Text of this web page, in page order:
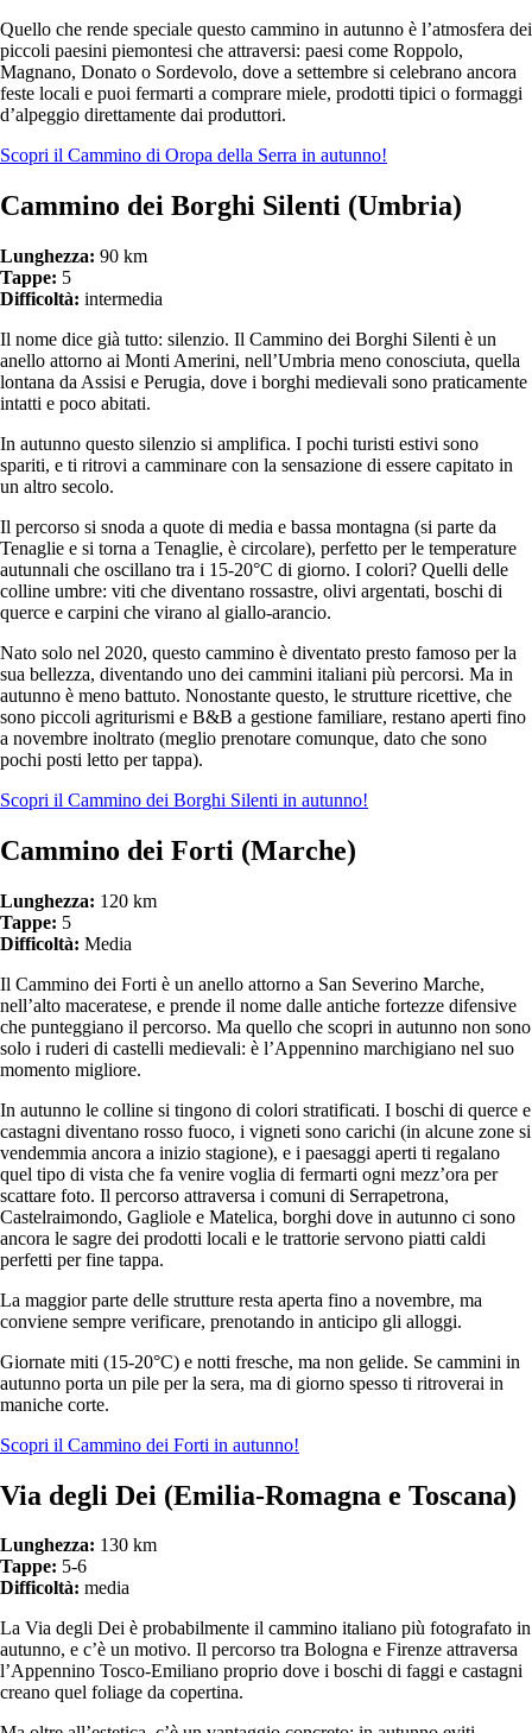
Quello che rende speciale questo cammino in autunno è l’atmosfera dei
piccoli paesini piemontesi che attraversi: paesi come Roppolo,
Magnano, Donato o Sordevolo, dove a settembre si celebrano ancora
feste locali e puoi fermarti a comprare miele, prodotti tipici o formaggi
d’alpeggio direttamente dai produttori.
Scopri il Cammino di Oropa della Serra in autunno!
Cammino dei Borghi Silenti (Umbria)
Lunghezza: 90 km
Tappe: 5
Difficoltà: intermedia
Il nome dice già tutto: silenzio. Il Cammino dei Borghi Silenti è un
anello attorno ai Monti Amerini, nell’Umbria meno conosciuta, quella
lontana da Assisi e Perugia, dove i borghi medievali sono praticamente
intatti e poco abitati.
In autunno questo silenzio si amplifica. I pochi turisti estivi sono
spariti, e ti ritrovi a camminare con la sensazione di essere capitato in
un altro secolo.
Il percorso si snoda a quote di media e bassa montagna (si parte da
Tenaglie e si torna a Tenaglie, è circolare), perfetto per le temperature
autunnali che oscillano tra i 15-20°C di giorno. I colori? Quelli delle
colline umbre: viti che diventano rossastre, olivi argentati, boschi di
querce e carpini che virano al giallo-arancio.
Nato solo nel 2020, questo cammino è diventato presto famoso per la
sua bellezza, diventando uno dei cammini italiani più percorsi. Ma in
autunno è meno battuto. Nonostante questo, le strutture ricettive, che
sono piccoli agriturismi e B&B a gestione familiare, restano aperti fino
a novembre inoltrato (meglio prenotare comunque, dato che sono
pochi posti letto per tappa).
Scopri il Cammino dei Borghi Silenti in autunno!
Cammino dei Forti (Marche)
Lunghezza: 120 km
Tappe: 5
Difficoltà: Media
Il Cammino dei Forti è un anello attorno a San Severino Marche,
nell’alto maceratese, e prende il nome dalle antiche fortezze difensive
che punteggiano il percorso. Ma quello che scopri in autunno non sono
solo i ruderi di castelli medievali: è l’Appennino marchigiano nel suo
momento migliore.
In autunno le colline si tingono di colori stratificati. I boschi di querce e
castagni diventano rosso fuoco, i vigneti sono carichi (in alcune zone si
vendemmia ancora a inizio stagione), e i paesaggi aperti ti regalano
quel tipo di vista che fa venire voglia di fermarti ogni mezz’ora per
scattare foto. Il percorso attraversa i comuni di Serrapetrona,
Castelraimondo, Gagliole e Matelica, borghi dove in autunno ci sono
ancora le sagre dei prodotti locali e le trattorie servono piatti caldi
perfetti per fine tappa.
La maggior parte delle strutture resta aperta fino a novembre, ma
conviene sempre verificare, prenotando in anticipo gli alloggi.
Giornate miti (15-20°C) e notti fresche, ma non gelide. Se cammini in
autunno porta un pile per la sera, ma di giorno spesso ti ritroverai in
maniche corte.
Scopri il Cammino dei Forti in autunno!
Via degli Dei (Emilia-Romagna e Toscana)
Lunghezza: 130 km
Tappe: 5-6
Difficoltà: media
La Via degli Dei è probabilmente il cammino italiano più fotografato in
autunno, e c’è un motivo. Il percorso tra Bologna e Firenze attraversa
l’Appennino Tosco-Emiliano proprio dove i boschi di faggi e castagni
creano quel foliage da copertina.